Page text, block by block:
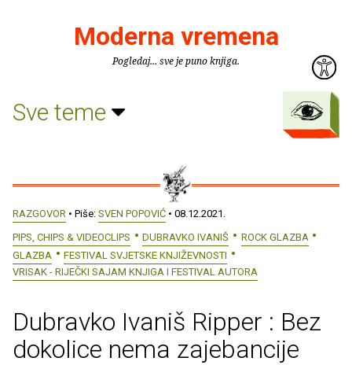
Moderna vremena
Pogledaj... sve je puno knjiga.
Sve teme
RAZGOVOR • Piše: SVEN POPOVIĆ • 08.12.2021.
PIPS, CHIPS & VIDEOCLIPS
DUBRAVKO IVANIŠ
ROCK GLAZBA
GLAZBA
FESTIVAL SVJETSKE KNJIŽEVNOSTI
VRISAK - RIJEČKI SAJAM KNJIGA I FESTIVAL AUTORA
Dubravko Ivaniš Ripper : Bez
dokolice nema zajebancije